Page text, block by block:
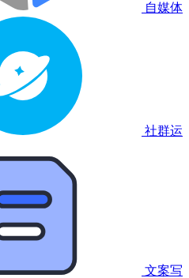
自媒体
社群运
文案写